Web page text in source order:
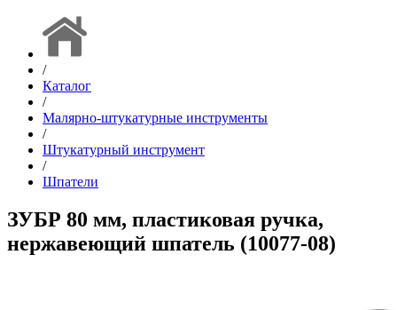
/
Каталог
/
Малярно-штукатурные инструменты
/
Штукатурный инструмент
/
Шпатели
ЗУБР 80 мм, пластиковая ручка,
нержавеющий шпатель (10077-08)